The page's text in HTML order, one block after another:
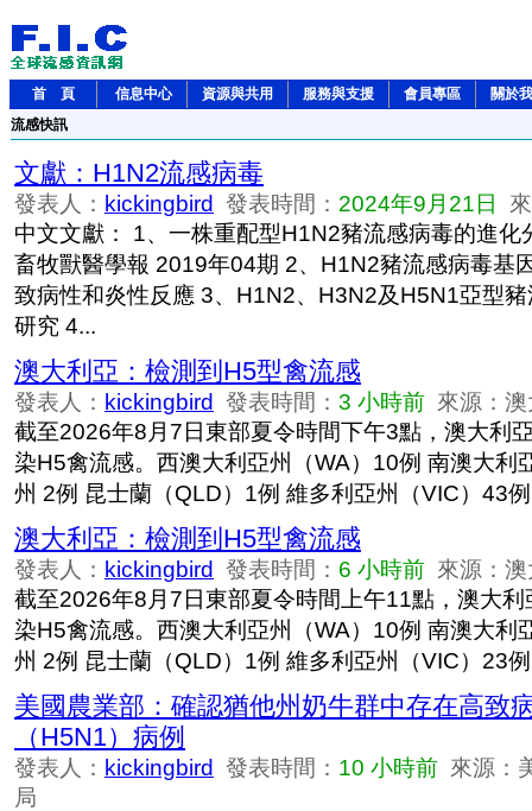
首 頁 信息中心 資源與共用 服務與支援 會員專區
關於
流感快訊
文獻：H1N2流感病毒
發表人： kickingbird 發表時間： 2024年9月21日
中文文獻： 1、一株重配型H1N2豬流感病毒的進化
畜牧獸醫學報 2019年04期 2、H1N2豬流感病毒基
致病性和炎性反應 3、H1N2、H3N2及H5N1亞型
研究 4...
澳大利亞：檢測到H5型禽流感
發表人： kickingbird 發表時間： 3 小時前 來源：
截至2026年8月7日東部夏令時間下午3點，澳大利
染H5禽流感。西澳大利亞州（WA）10例 南澳大利
州 2例 昆士蘭（QLD）1例 維多利亞州（VIC）43例
澳大利亞：檢測到H5型禽流感
發表人： kickingbird 發表時間： 6 小時前 來源：
截至2026年8月7日東部夏令時間上午11點，澳大
染H5禽流感。西澳大利亞州（WA）10例 南澳大利
州 2例 昆士蘭（QLD）1例 維多利亞州（VIC）23例
美國農業部：確認猶他州奶牛群中存在高致
（H5N1）病例
發表人： kickingbird 發表時間： 10 小時前 來源：
局